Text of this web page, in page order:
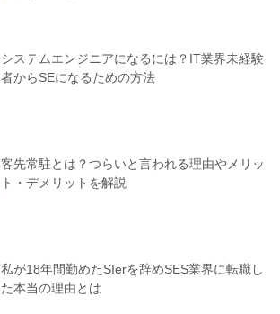
システムエンジニアになるには？IT業界未経験
者からSEになるための方法
客先常駐とは？つらいと言われる理由やメリッ
ト・デメリットを解説
私が18年間勤めたSIerを辞めSES業界に転職し
た本当の理由とは